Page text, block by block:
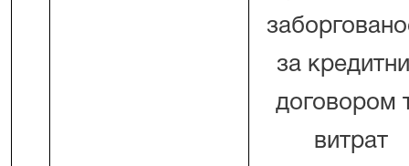
за
договором
витрат